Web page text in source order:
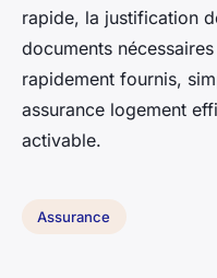
rapide, la justification
documents
rapidement fournis,
assurance logement
activable.
Assurance